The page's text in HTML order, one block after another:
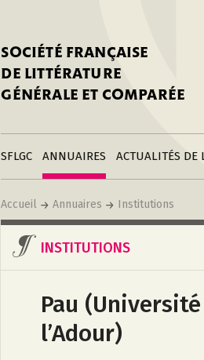
SOCIÉTÉ FRANÇAISE
DE LITTÉRATURE
GÉNÉRALE ET COMPARÉE
SFLGC
Adhérer à la SFLGC
Publier sur ce site
LiensANNUAIRES
Créer une fiche
annuaire
Modifier sa fiche
annuaire
Créer une fiche
institutionACTUALITÉS DE
Divers
Soumettre
annonce
Accueil Annuaires Institutions
INSTITUTIONS
Pau
l’Adour)